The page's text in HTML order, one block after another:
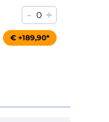
- 0 +
€ +189,90*